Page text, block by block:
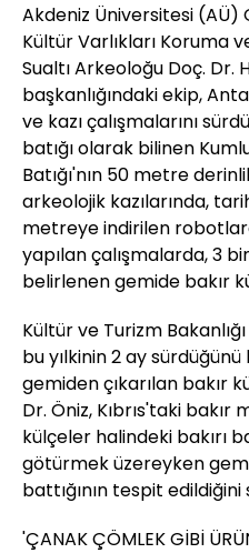
Akdeniz Üniversitesi (AÜ)
Kültür Varlıkları Koruma
Sualtı Arkeoloğu Doç. Dr.
başkanlığındaki ekip,
ve kazı çalışmalarını
batığı olarak bilinen
Batığı'nın 50 metre
arkeolojik kazılarında,
metreye indirilen
yapılan çalışmalarda, 3
belirlenen gemide bakır
Kültür ve Turizm
bu yılkinin 2 ay
gemiden çıkarılan bakır
Dr. Öniz, Kıbrıs'taki
külçeler halindeki bakırı
götürmek üzereyken
battığının tespit edildiğini
'ÇANAK ÇÖMLEK GİBİ